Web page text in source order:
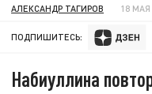
АЛЕКСАНДР ТАГИРОВ 18 МАЯ
ПОДПИШИТЕСЬ:
Набиуллина